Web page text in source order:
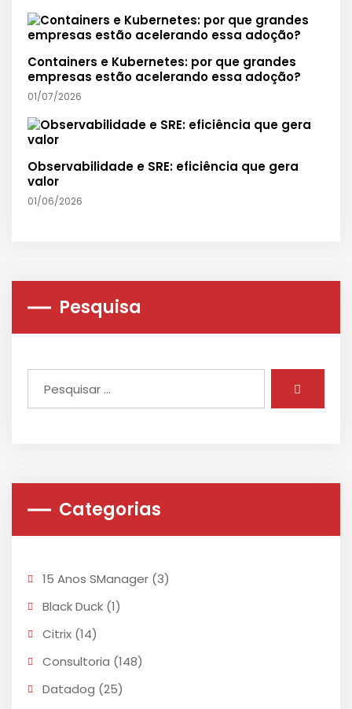
Containers e Kubernetes: por que grandes
empresas estão acelerando essa adoção?
01/07/2026
Observabilidade e SRE: eficiência que gera
valor
01/06/2026
Pesquisa
Categorias
15 Anos SManager (3)
Black Duck (1)
Citrix (14)
Consultoria (148)
Datadog (25)